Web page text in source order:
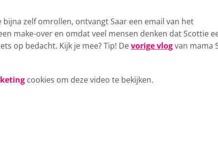
bijna zelfomrollen, ontvangt Saar een email van het
make-over en omdat veel mensen denken dat Scottie
op bedacht. Kijk je mee? Tip! Devorige vlogvan mama
cookies om deze video te bekijken.